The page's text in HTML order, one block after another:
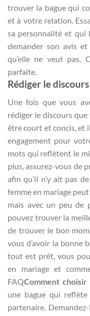
trouver la bague qui
et à votre relation.
sa personnalité et qui
demander son avis
qu’elle ne veut pas.
parfaite.
Rédiger le discours
Une fois que vous
rédiger le discours
être court et concis,
engagement pour
mots qui reflètent le
plus, assurez-vous de
afin qu’il n’y ait pas
femme en mariage
mais avec un peu de
pouvez trouver la
de trouver le bon
vous d’avoir la bonne
tout est prêt, vous
en mariage et
FAQComment choisir
une bague qui
partenaire.